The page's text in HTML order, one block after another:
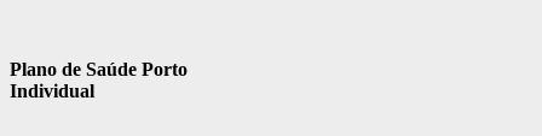
Plano de Saúde Porto
Individual